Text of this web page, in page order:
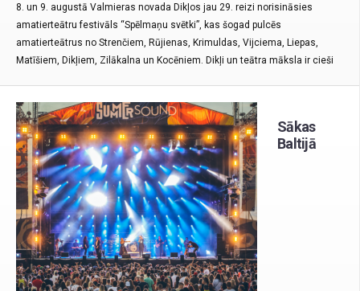
8. un 9. augustā Valmieras novada Dikļos jau 29. reizi norisināsies
amatierteātru festivāls “Spēlmaņu svētki”, kas šogad pulcēs
amatierteātrus no Strenčiem, Rūjienas, Krimuldas, Vijciema, Liepas,
Matīšiem, Dikļiem, Zilākalna un Kocēniem. Dikļi un teātra māksla ir cieši
Sākas
Baltijā